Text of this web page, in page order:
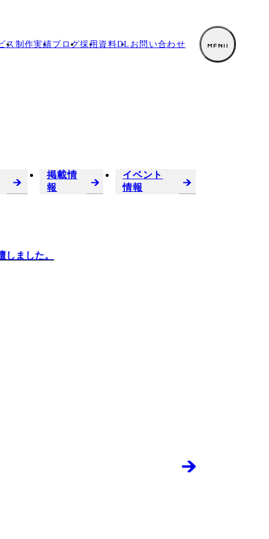
ス 制作実績ブログ採用 資料DL お 問い合わせ
掲載情
報
イベント
情報
ました。